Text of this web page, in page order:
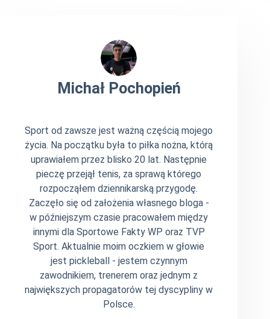
Michał Pochopień
Sport od zawsze jest ważną częścią mojego
życia. Na początku była to piłka nożna, którą
uprawiałem przez blisko 20 lat. Następnie
pieczę przejął tenis, za sprawą którego
rozpocząłem dziennikarską przygodę.
Zaczęło się od założenia własnego bloga -
w późniejszym czasie pracowałem między
innymi dla Sportowe Fakty WP oraz TVP
Sport. Aktualnie moim oczkiem w głowie
jest pickleball - jestem czynnym
zawodnikiem, trenerem oraz jednym z
największych propagatorów tej dyscypliny w
Polsce.